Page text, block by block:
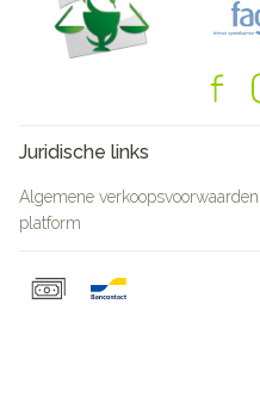
Juridische links
Algemene verkoopsvoorwaarden
platform